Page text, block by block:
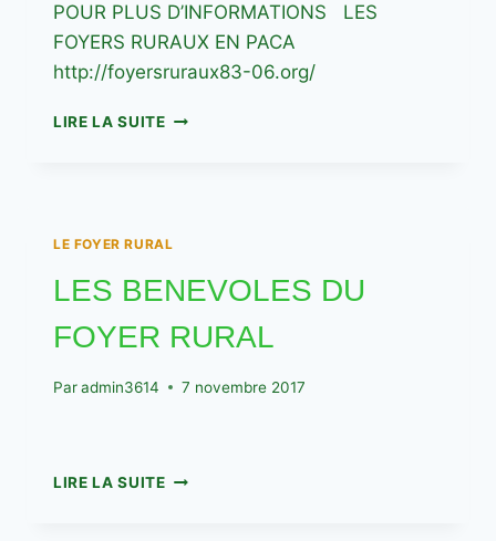
POUR PLUS D’INFORMATIONS LES
FOYERS RURAUX EN PACA
http://foyersruraux83-06.org/
LIRE LA SUITELES
LE FOYER RURAL
LES BENEVOLES DU
FOYER RURAL
Paradmin3614 7 novembre 2017
LIRE LA SUITELES